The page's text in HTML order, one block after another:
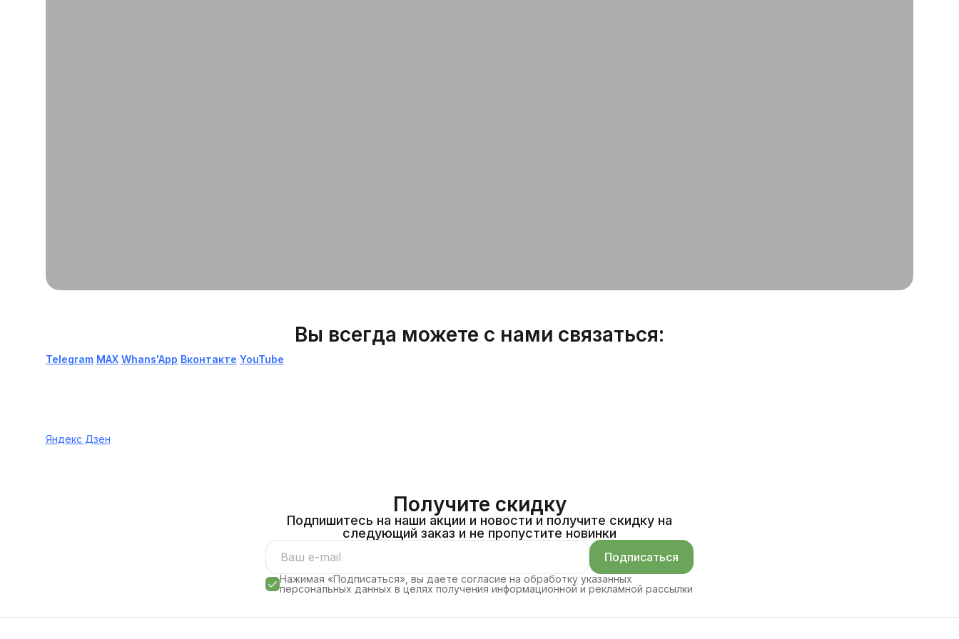
Вы всегда можете с нами связаться:
Telegram МАХ Whans'App Вконтакте YouTube
Яндекс Дзен
Получите скидку
Подпишитесь на наши акции и новости и получите скидку на
следующий заказ и не пропустите новинки
Подписаться
Нажимая «Подписаться», вы даете согласие на обработку указанных
персональных данных в целях получения информационной и рекламной рассылки